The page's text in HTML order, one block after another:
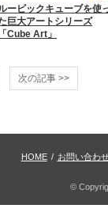
ービックキューブを使
巨大アートシリーズ
「Cube Art」
次の記事 >>
HOME / お問い合わ
©